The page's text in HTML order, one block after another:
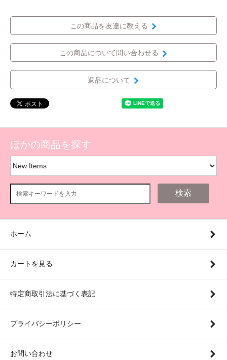
この商品を友達に教える
この商品について問い合わせる
返品について
ほかの商品を探す
検索
ホーム
カートを見る
特定商取引法に基づく表記
プライバシーポリシー
お問い合わせ